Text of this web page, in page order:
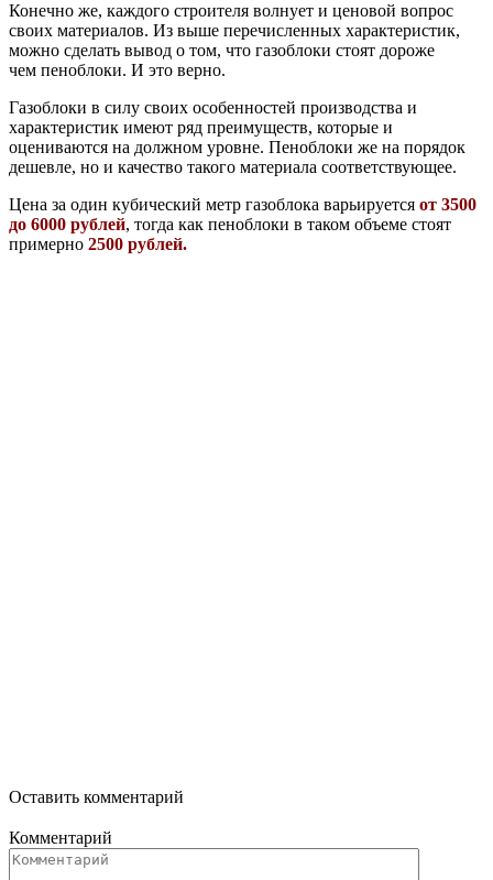
Конечно же, каждого строителя волнует и ценовой вопрос
своих материалов. Из выше перечисленных характеристик,
можно сделать вывод о том, что газоблоки стоят дороже
чем пеноблоки. И это верно.
Газоблоки в силу своих особенностей производства и
характеристик имеют ряд преимуществ, которые и
оцениваются на должном уровне. Пеноблоки же на порядок
дешевле, но и качество такого материала соответствующее.
Цена за один кубический метр газоблока варьируется от 3500
до 6000 рублей, тогда как пеноблоки в таком объеме стоят
примерно 2500 рублей.
Оставить комментарий
Комментарий